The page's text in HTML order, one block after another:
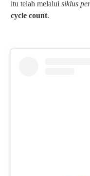
itu telah melalui siklus
cycle count.